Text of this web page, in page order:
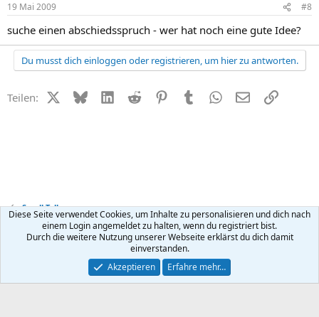
19 Mai 2009 #8
suche einen abschiedsspruch - wer hat noch eine gute Idee?
Du musst dich einloggen oder registrieren, um hier zu antworten.
Teilen: X (Twitter)
BlueskyLinkedIn
Reddit PinterestTumblr WhatsApp
E-MailLink
Small Talk
Kontakt Nutzungsbedingungen Datenschutz Hilfe
R
Community platform by XenForo ® © 2010-2026 XenForo Ltd.
Diese Seite verwendet Cookies, um Inhalte zu personalisieren und dich nach
einem Login angemeldet zu halten, wenn du registriert bist.
Durch die weitere Nutzung unserer Webseite erklärst du dich damit
einverstanden.
Akzeptieren
Erfahre mehr…